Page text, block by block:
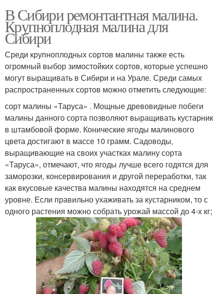
В Сибири ремонтантная малина.
Крупноплодная малина для
Сибири
Среди крупноплодных сортов малины также есть
огромный выбор зимостойких сортов, которые успешно
могут выращивать в Сибири и на Урале. Среди самых
распространенных сортов можно отметить следующие:
сорт малины «Таруса» . Мощные древовидные побеги
малины данного сорта позволяют выращивать кустарник
в штамбовой форме. Конические ягоды малинового
цвета достигают в массе 10 грамм. Садоводы,
выращивающие на своих участках малину сорта
«Таруса», отмечают, что ягоды лучше всего годятся для
заморозки, консервирования и другой переработки, так
как вкусовые качества малины находятся на среднем
уровне. Если правильно ухаживать за кустарником, то с
одного растения можно собрать урожай массой до 4-х кг;